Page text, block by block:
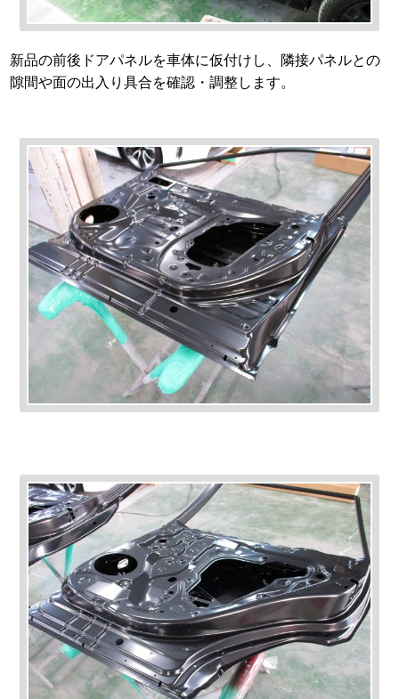
新品の前後ドアパネルを車体に仮付けし、隣接パネルとの
隙間や面の出入り具合を確認・調整します。